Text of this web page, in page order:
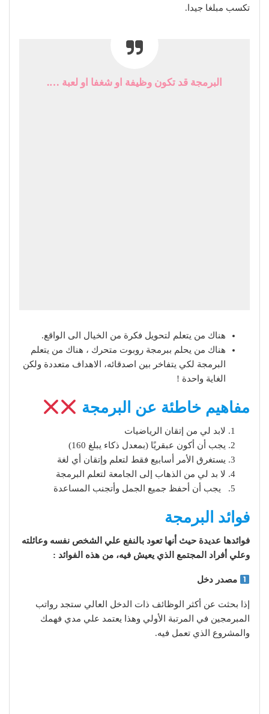
تكسب مبلغا جيدا.
البرمجة قد تكون وظيفة او شغفا او لعبة ….
هناك من يتعلم لتحويل فكرة من الخيال الى الواقع.
هناك من يحلم ببرمجة روبوت متحرك ، هناك من يتعلم
البرمجة لكي يتفاخر بين اصدقائه، الاهداف متعددة ولكن
الغاية واحدة !
مفاهيم خاطئة عن البرمجة
لابد لي من إتقان الرياضيات
يجب أن أكون عبقريًا (بمعدل ذكاء يبلغ 160)
يستغرق الأمر أسابيع فقط لتعلم وإتقان أي لغة
لا بد لي من الذهاب إلى الجامعة لتعلم البرمجة
يجب أن أحفظ جميع الجمل وأتجنب المساعدة
فوائد البرمجة
فوائدها عديدة حيث أنها تعود بالنفع علي الشخص نفسه وعائلته
وعلي أفراد المجتمع الذي يعيش فيه، من هذه الفوائد :
مصدر دخل
إذا بحثت عن أكثر الوظائف ذات الدخل العالي ستجد رواتب
المبرمجين في المرتبة الأولي وهذا يعتمد علي مدي فهمك
والمشروع الذي تعمل فيه.